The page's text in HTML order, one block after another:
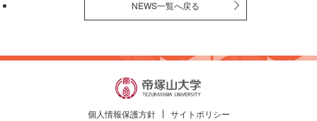
NEWS一覧へ戻る
個人情報保護方針 サイトポリシー